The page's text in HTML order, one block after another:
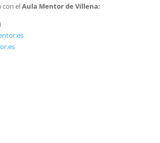
elAula Mentor de Villena: